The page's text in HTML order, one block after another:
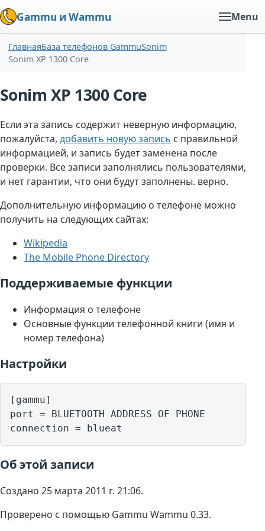
Gammu и Wammu Menu
ГлавнаяБаза телефонов GammuSonim
Sonim XP 1300 Core
Sonim XP 1300 Core
Если эта запись содержит неверную информацию,
пожалуйста, добавить новую запись с правильной
информацией, и запись будет заменена после
проверки. Все записи заполнялись пользователями,
и нет гарантии, что они будут заполнены. верно.
Дополнительную информацию о телефоне можно
получить на следующих сайтах:
Wikipedia
The Mobile Phone Directory
Поддерживаемые функции
Информация о телефоне
Основные функции телефонной книги (имя и
номер телефона)
Настройки
[gammu]
port = BLUETOOTH ADDRESS OF PHONE
Об этой записи
Создано 25 марта 2011 г. 21:06.
Проверено с помощью Gammu Wammu 0.33.